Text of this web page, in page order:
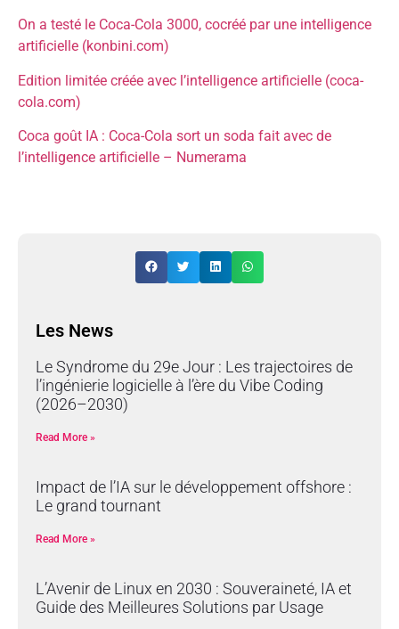
On a testé le Coca-Cola 3000, cocréé par une intelligence
artificielle (konbini.com)
Edition limitée créée avec l’intelligence artificielle (coca-
cola.com)
Coca goût IA : Coca-Cola sort un soda fait avec de
l’intelligence artificielle – Numerama
Les News
Le Syndrome du 29e Jour : Les trajectoires de
l’ingénierie logicielle à l’ère du Vibe Coding
(2026–2030)
Read More »
Impact de l’IA sur le développement offshore :
Le grand tournant
Read More »
L’Avenir de Linux en 2030 : Souveraineté, IA et
Guide des Meilleures Solutions par Usage